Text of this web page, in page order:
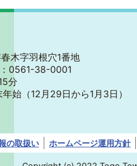
木字羽根穴1番地
0561-38-0001
分
年始 （12月29日から1月3日）
の取扱い ホームページ運用方針